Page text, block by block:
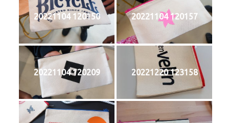
20221104 120150 20221104 120157
20221104 120209 20221220 123158